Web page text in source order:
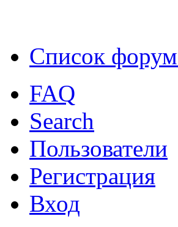
Список
FAQ
Search
Пользователи
Регистрация
Вход